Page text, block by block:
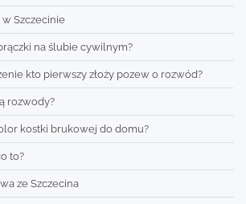
w Szczecinie
na ślubie cywilnym?
kto pierwszy złoży pozew o rozwód?
rozwody?
kostki brukowej do domu?
to?
ze Szczecina